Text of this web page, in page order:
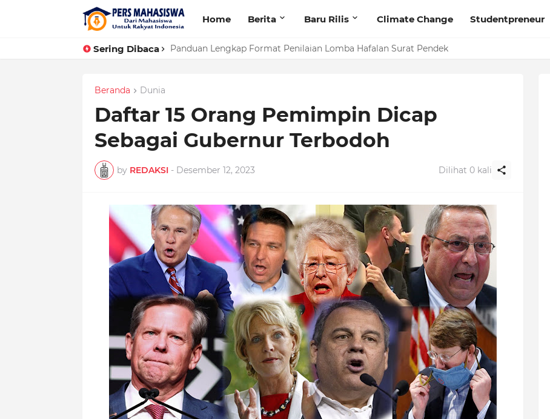
Home Berita Baru Rilis Climate Change Studentpreneur
Sering Dibaca Panduan Lengkap Format Penilaian Lomba Hafalan Surat Pendek
Beranda Dunia
Daftar 15 Orang Pemimpin Dicap
Sebagai Gubernur Terbodoh
by REDAKSI - Desember 12, 2023 Dilihat 0kali